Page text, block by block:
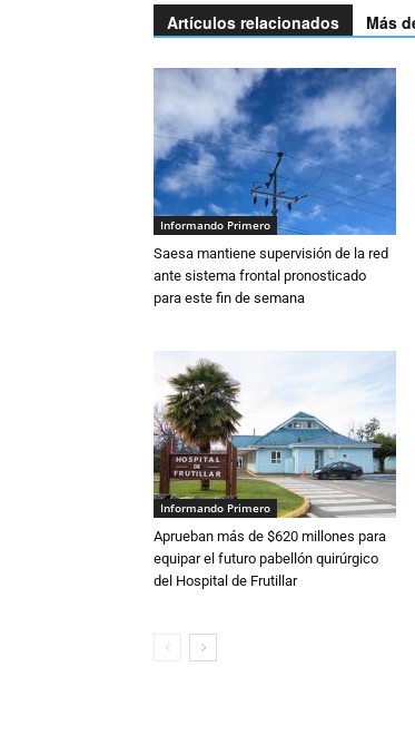
Artículos relacionados Más
Informando Primero
Saesa mantiene supervisión de la red
ante sistema frontal pronosticado
para este fin de semana
Informando Primero
Aprueban más de $620 millones para
equipar el futuro pabellón quirúrgico
del Hospital de Frutillar